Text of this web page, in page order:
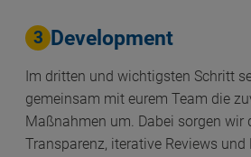
3 Development
Im dritten und wichtigsten Schritt
gemeinsam mit eurem Team die
Maßnahmen um. Dabei sorgen wir
Transparenz, iterative Reviews